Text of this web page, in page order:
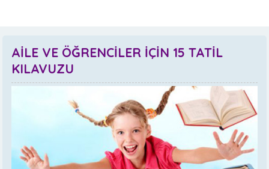
AİLE VE ÖĞRENCİLER İÇİN 15 TATİL
KILAVUZU